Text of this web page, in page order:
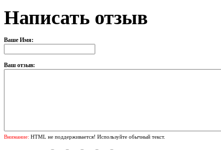
Написать отзыв
Ваше Имя:
Ваш отзыв:
Внимание: HTML не поддерживается! Используйте обычный текст.